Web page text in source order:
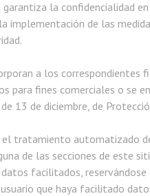
garantiza la confidencialidad
implementación de las
a los correspondientes
para fines comerciales o se
13 de diciembre, de
el tratamiento automatizado
de las secciones de este
facilitados,
que haya facilitado